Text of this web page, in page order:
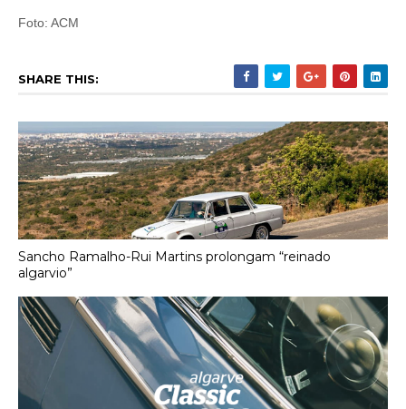
Foto: ACM
SHARE THIS:
Sancho Ramalho-Rui Martins prolongam “reinado
algarvio”